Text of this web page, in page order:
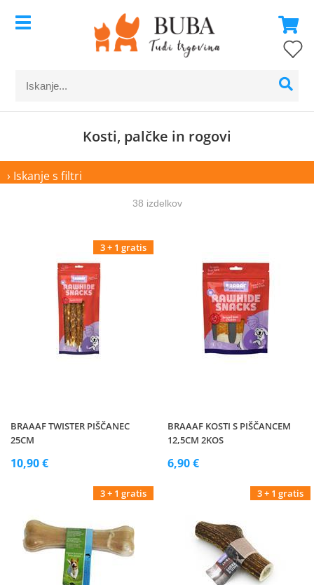
Kosti, palčke in rogovi
› Iskanje s filtri
38 izdelkov
3 + 1 gratis
BRAAAF TWISTER PIŠČANEC
25CM
10,90 €
BRAAAF KOSTI S PIŠČANCEM
12,5CM 2KOS
6,90 €
3 + 1 gratis 3 + 1 gratis